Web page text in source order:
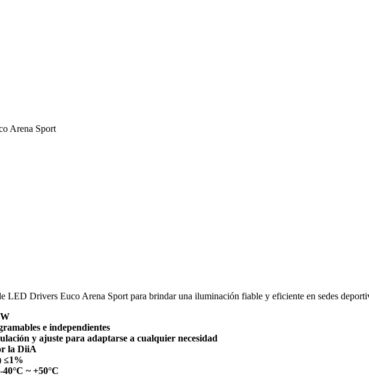
Arena Sport
LED Drivers Euco Arena Sport para brindar una iluminación fiable y eficiente en sedes
e independientes
y ajuste para adaptarse a cualquier necesidad
la DiiA
≤1%
~ +50°C